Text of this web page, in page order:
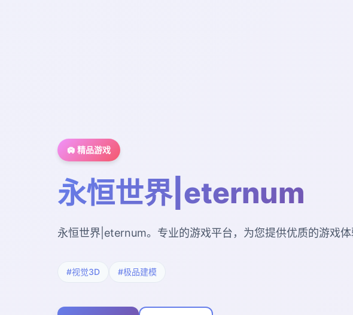
🛄 精品游戏
永恒世界|eternum
永恒世界|eternum。专业的游戏平台，为您提供优质的游戏体
#视觉3D #极品建模